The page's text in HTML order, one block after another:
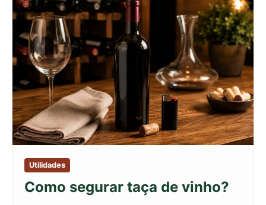
Utilidades
Como segurar taça de vinho?